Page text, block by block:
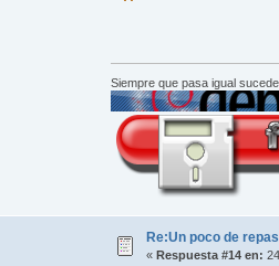
Siempre que pasa igual
Re:Un poco de
« Respuesta #14 en: